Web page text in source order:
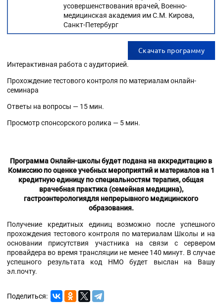
усовершенствования врачей, Военно-
медицинская академия им С.М. Кирова,
Санкт-Петербург
Скачать программу
Интерактивная работа с аудиторией.
Прохождение тестового контроля по материалам онлайн-
семинара
Ответы на вопросы — 15 мин.
Просмотр спонсорского ролика — 5 мин.
Программа Онлайн-школы будет подана на аккредитациюв
Комиссию по оценке учебных мероприятий и материалов на 1
кредитную единицу по специальностям терапия, общая
врачебная практика (семейная медицина),
гастроэнтерологиядля непрерывного медицинского
образования.
Получение кредитных единиц возможно после успешного
прохождения тестового контроля по материалам Школы и на
основании присутствия участника на связи с сервером
провайдера во время трансляции не менее 140 минут. В случае
успешного результата код НМО будет выслан на Вашу
эл.почту.
Поделиться: